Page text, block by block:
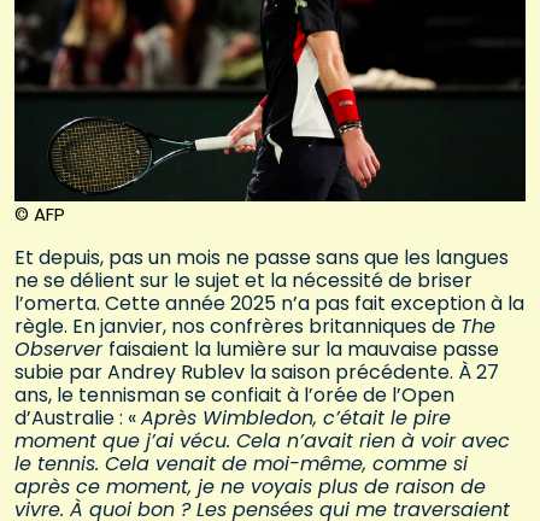
© AFP
Et depuis, pas un mois ne passe sans que les langues
ne se délient sur le sujet et la nécessité de briser
l’omerta. Cette année 2025 n’a pas fait exception à la
règle. En janvier, nos confrères britanniques de The
Observer faisaient la lumière sur la mauvaise passe
subie par Andrey Rublev la saison précédente. À 27
ans, le tennisman se confiait à l’orée de l’Open
d’Australie : «Après Wimbledon, c’était le pire
moment que j’ai vécu. Cela n’avait rien à voir avec
le tennis. Cela venait de moi-même, comme si
après ce moment, je ne voyais plus de raison de
vivre. À quoi bon ? Les pensées qui me traversaient